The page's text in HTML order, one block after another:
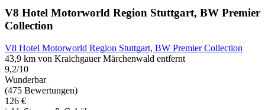
V8 Hotel Motorworld Region Stuttgart, BW Premier
Collection
V8 Hotel Motorworld Region Stuttgart, BW Premier Collection
43,9 km von Kraichgauer Märchenwald entfernt
9,2/10
Wunderbar
(475 Bewertungen)
126 €